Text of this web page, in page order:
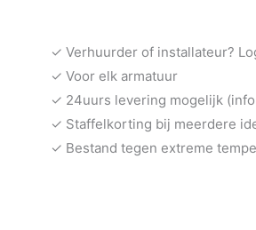
✓ Verhuurder of installateur?
✓ Voor elk armatuur
✓ 24uurs levering mogelijk
✓ Staffelkorting bij meerdere
✓ Bestand tegen extreme